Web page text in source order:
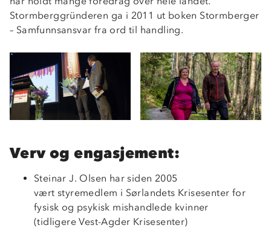
Stormberggründeren ga i 2011 ut boken Stormberger
– Samfunnsansvar fra ord til handling.
Verv og engasjement:
Steinar J. Olsen har siden 2005
vært styremedlem i Sørlandets Krisesenter for
fysisk og psykisk mishandlede kvinner
(tidligere Vest-Agder Krisesenter)